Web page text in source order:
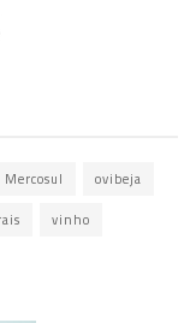
Mercosul ovibeja
vinho